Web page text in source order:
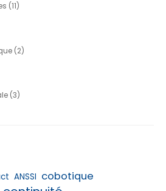
(11)
(2)
(3)
ANSSI cobotique